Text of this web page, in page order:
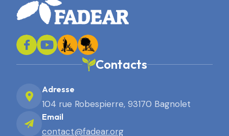
Contacts
Adresse
104 rue Robespierre, 93170 Bagnolet
Email
contact@fadear.org